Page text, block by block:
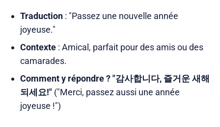
Traduction: "Passez une nouvelle année
joyeuse."
Contexte: Amical, parfait pour des amis ou des
camarades.
Comment y répondre ? "감사합니다, 즐거운 새해
되세요!"("Merci, passez aussi une année
joyeuse !")